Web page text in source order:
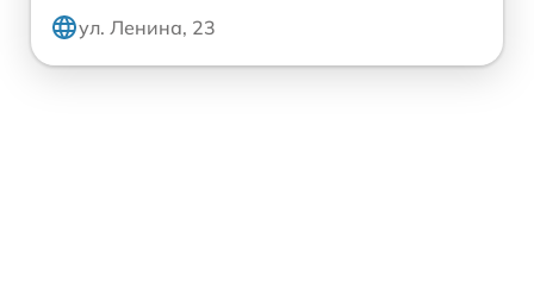
ул. Ленина, 23